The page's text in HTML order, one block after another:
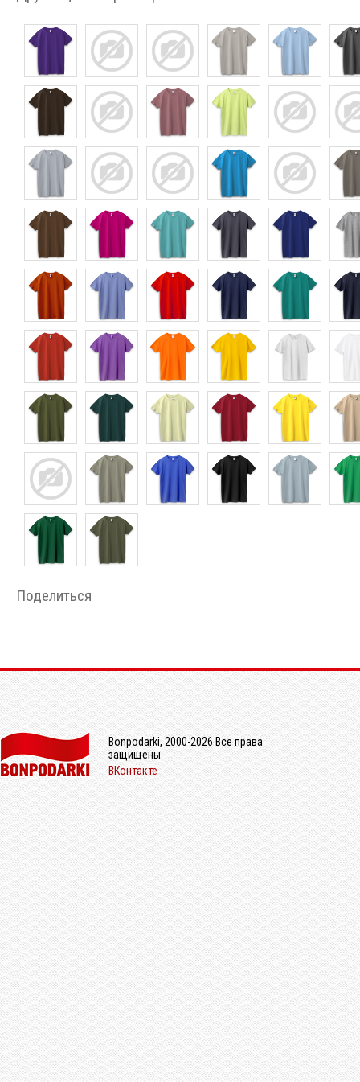
Поделиться
Bonpodarki, 2000-2026 Все права
защищены
ВКонтакте